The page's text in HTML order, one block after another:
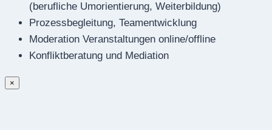
(berufliche Umorientierung, Weiterbildung)
Prozessbegleitung, Teamentwicklung
Moderation Veranstaltungen online/offline
Konfliktberatung und Mediation
×